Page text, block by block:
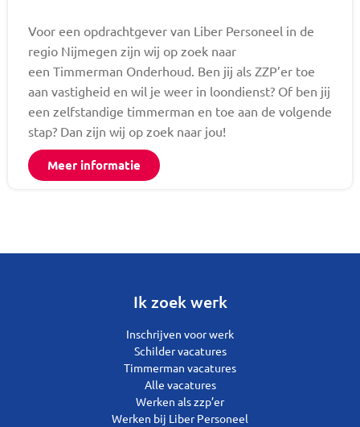
Voor een opdrachtgever van Liber Personeel in de
regio Nijmegen zijn wij op zoek naar
een Timmerman Onderhoud. Ben jij als ZZP’er toe
aan vastigheid en wil je weer in loondienst? Of ben jij
een zelfstandige timmerman en toe aan de volgende
stap? Dan zijn wij op zoek naar jou!
Meer informatie
Ik zoek werk
Inschrijven voor werk
Schilder vacatures
Timmerman vacatures
Alle vacatures
Werken als zzp’er
Werken bij Liber Personeel